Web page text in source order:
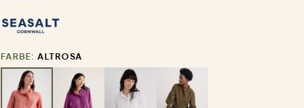
FARBE: ALTROSA